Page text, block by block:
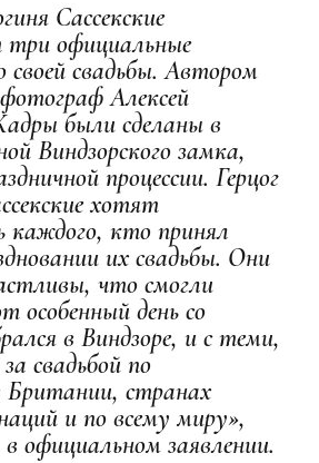
Сассекские
официальные
своей свадьбы. Автором
Алексей
были сделаны в
Виндзорского замка,
процессии. Герцог
хотят
каждого, кто принял
их свадьбы. Они
что смогли
особенный день со
в Виндзоре, и с теми,
свадьбой по
Британии, странах
и по всему миру»,
официальном заявлении.